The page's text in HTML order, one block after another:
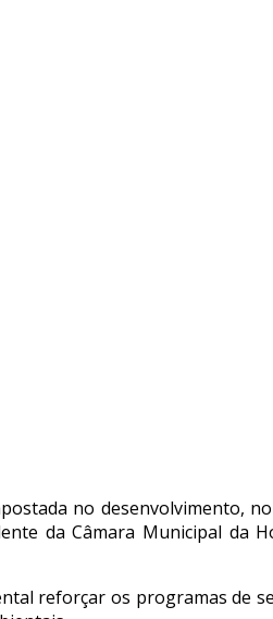
no desenvolvimento,
da Câmara Municipal da
reforçar os programas de